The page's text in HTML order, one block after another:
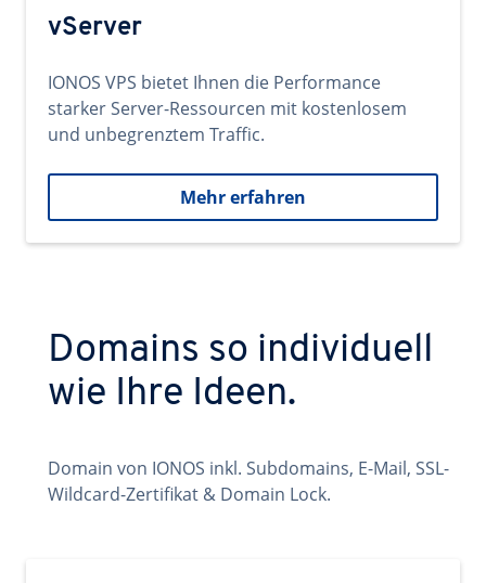
vServer
IONOS VPS bietet Ihnen die Performance
starker Server-Ressourcen mit kostenlosem
und unbegrenztem Traffic.
Mehr erfahren
Domains so individuell
wie Ihre Ideen.
Domain von IONOS inkl. Subdomains, E-Mail, SSL-
Wildcard-Zertifikat & Domain Lock.